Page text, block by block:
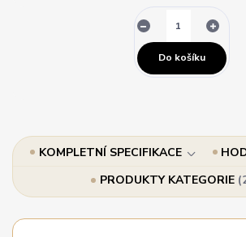
Do košíku
KOMPLETNÍ SPECIFIKACE
PRODUKTY KATEGORIE